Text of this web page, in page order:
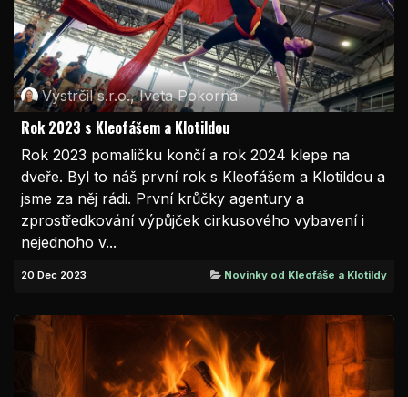
Vystrčil s.r.o., Iveta Pokorná
Rok 2023 s Kleofášem a Klotildou
Rok 2023 pomaličku končí a rok 2024 klepe na
dveře. Byl to náš první rok s Kleofášem a Klotildou a
jsme za něj rádi. První krůčky agentury a
zprostředkování výpůjček cirkusového vybavení i
nejednoho v...
20 Dec 2023 Novinky od Kleofáše a Klotildy